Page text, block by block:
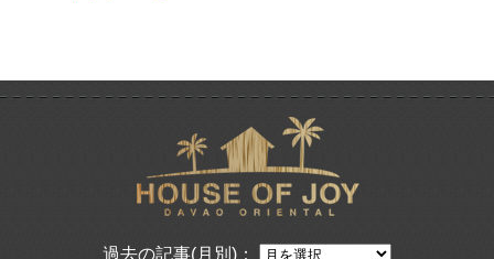
過去の記事(月別)：